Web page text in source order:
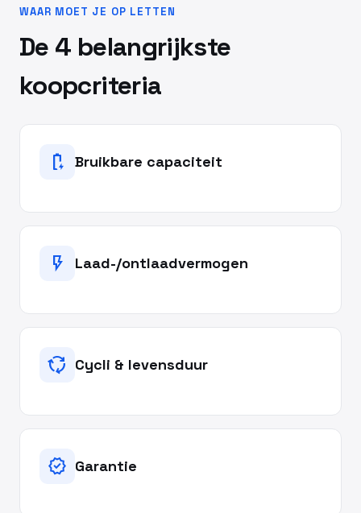
WAAR MOET JE OP LETTEN
De 4 belangrijkste
koopcriteria
battery_charging_full Bruikbare capaciteit
flash_on Laad-/ontlaadvermogen
cycle Cycli & levensduur
verified Garantie